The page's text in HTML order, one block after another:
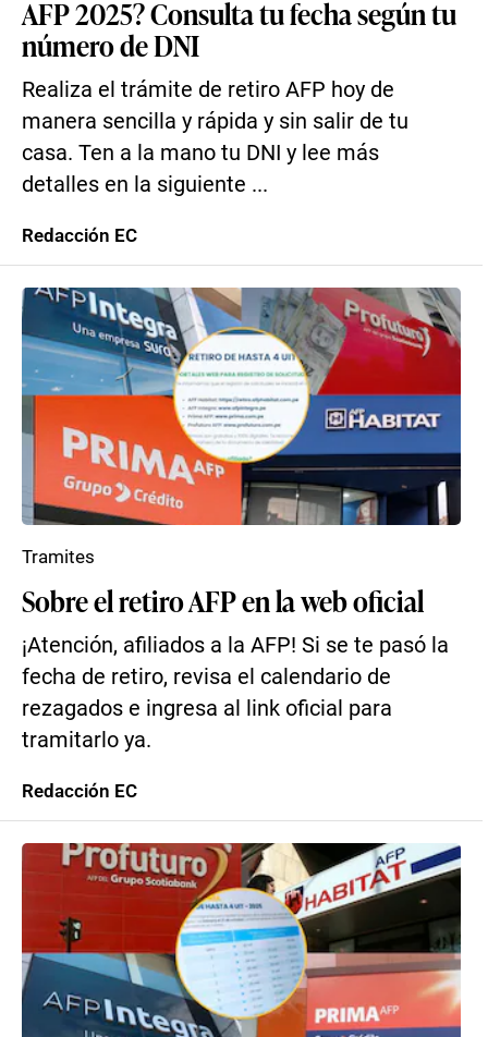
AFP 2025? Consulta tu fecha según tu
número de DNI
Realiza el trámite de retiro AFP hoy de
manera sencilla y rápida y sin salir de tu
casa. Ten a la mano tu DNI y lee más
detalles en la siguiente ...
Redacción EC
Sobre el retiro AFP en la web oficial
¡Atención, afiliados a la AFP! Si se te pasó la
fecha de retiro, revisa el calendario de
rezagados e ingresa al link oficial para
tramitarlo ya.
Tramites
Redacción EC